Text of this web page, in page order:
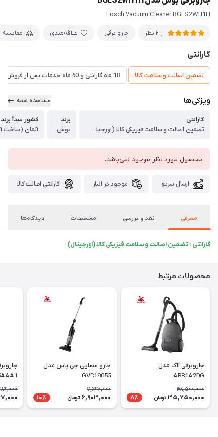
Bosch Vacuum Cleaner BGLS2WH1H
از 2 نظر جارو برقی علاقه‌مندی مقایسه
گارانتی
تضمین اصالت و سلامت کالا 18 ماه گارانتی و 60 ماه خدمات پس از فروش و ضمانت تعویض
ویژگی‌ها مشاهده همه
گارانتی
تضمین اصالت و سلامت فیزیکی کالا (اورجینال)
برند
بوش
کشور مبدأ برند
آلمان (ساخت
محصول مورد نظر موجود نمی‌باشد.
ارسال سریع موجود در انبار گارانتی اصالت کالا
معرفی نقد و بررسی مشخصات دیدگاه‌ها
گارانتی : تضمین اصالت و سلامت فیزیکی کالا (اورجینال)
محصولات مرتبط
جاروبرقی آاگ مدل
AB81A2DG
38,500,000
35,750,000 تومان 8٪
جارو عصایی جی پاس مدل
GVC19055
7,647,000
6,903,000 تومان 10٪